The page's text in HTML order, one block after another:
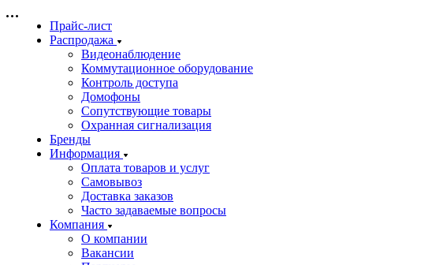
Прайс-лист
Распродажа
Видеонаблюдение
Коммутационное оборудование
Контроль доступа
Домофоны
Сопутствующие товары
Охранная сигнализация
Бренды
Информация
Оплата товаров и услуг
Самовывоз
Доставка заказов
Часто задаваемые вопросы
Компания
О компании
Вакансии